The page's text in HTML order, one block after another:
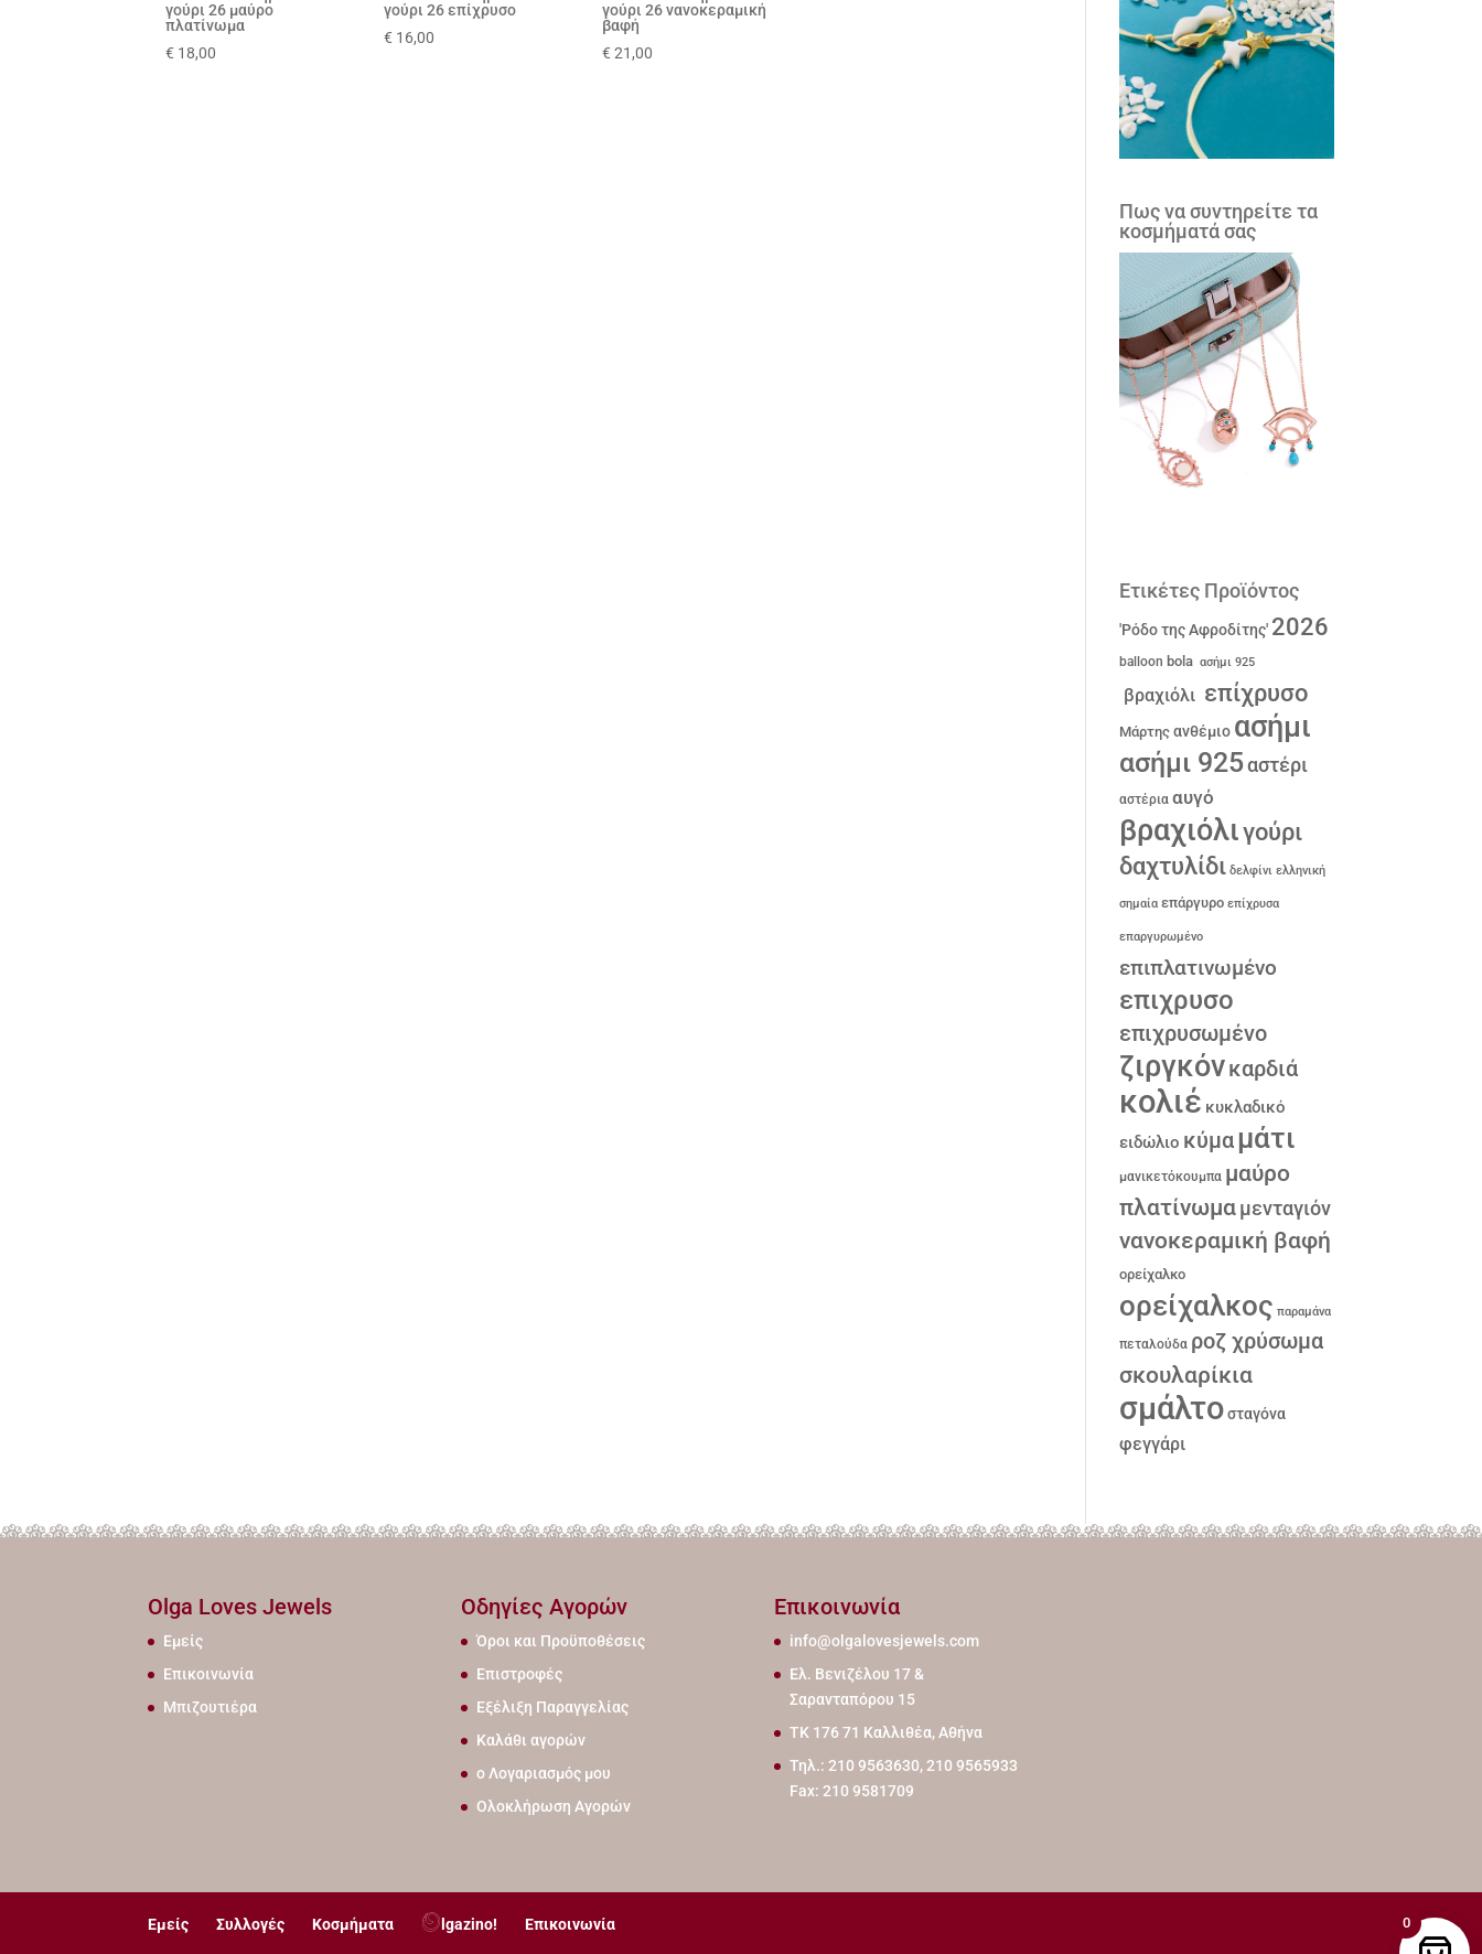
γούρι 26 μαύρο
πλατίνωμα
€ 18,00
γούρι 26 επίχρυσο
€ 16,00
γούρι 26 νανοκεραμική
βαφή
€ 21,00
Πως να συντηρείτε τα
κοσμήματά σας
Ετικέτες Προϊόντος
'Ρόδο της Αφροδίτης' 2026
balloon bola ασήμι 925
βραχιόλι επίχρυσο
Μάρτης ανθέμιο ασήμι
ασήμι 925αστέρι
αστέρια αυγό
βραχιόλιγούρι
δαχτυλίδι δελφίνι ελληνική
σημαία επάργυρο επίχρυσα
επαργυρωμένο
επιπλατινωμένο
επιχρυσο
επιχρυσωμένο
ζιργκόνκαρδιά
κολιέ κυκλαδικό
ειδώλιο κύμα μάτι
μανικετόκουμπα μαύρο
πλατίνωμαμενταγιόν
νανοκεραμική βαφή
ορείχαλκο
ορείχαλκος παραμάνα
πεταλούδα ροζ χρύσωμα
σκουλαρίκια
σμάλτοσταγόνα
φεγγάρι
Olga Loves Jewels
Εμείς
Επικοινωνία
Μπιζουτιέρα
Οδηγίες Αγορών
Όροι και Προϋποθέσεις
Επιστροφές
Εξέλιξη Παραγγελίας
Καλάθι αγορών
ο Λογαριασμός μου
Ολοκλήρωση Αγορών
Επικοινωνία
info@olgalovesjewels.com
Ελ. Βενιζέλου 17 &
Σαρανταπόρου 15
ΤΚ 176 71 Καλλιθέα, Αθήνα
Τηλ.: 210 9563630, 210 9565933
Fax: 210 9581709
Εμείς Συλλογές Κοσμήματα lgazino! Επικοινωνία 0